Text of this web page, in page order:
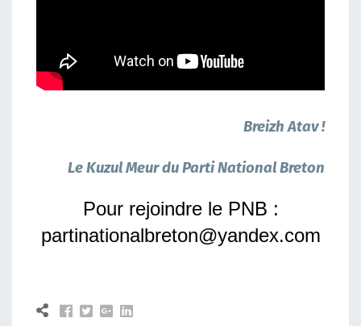
Breizh Atav !
Le Kuzul Meur du Parti National Breton
Pour rejoindre le PNB :
partinationalbreton@yandex.com